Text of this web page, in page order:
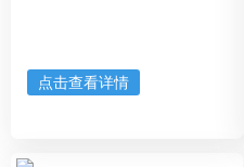
点击查看详情